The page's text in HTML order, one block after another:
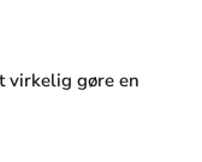
virkelig gøre en